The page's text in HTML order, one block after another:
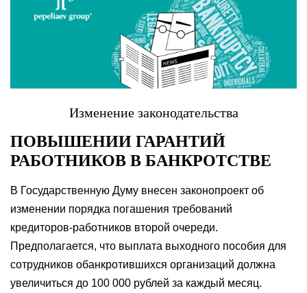
Изменение законодательства
ПОВЫШЕНИИ ГАРАНТИЙ
РАБОТНИКОВ В БАНКРОТСТВЕ
В Государственную Думу внесен законопроект об
изменении порядка погашения требований
кредиторов-работников второй очереди.
Предполагается, что выплата выходного пособия для
сотрудников обанкротившихся организаций должна
увеличиться до 100 000 рублей за каждый месяц.